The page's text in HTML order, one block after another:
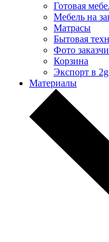
Готовая
Мебель на
Матрасы
Бытовая
Фото
Корзина
Экспорт в
Материалы